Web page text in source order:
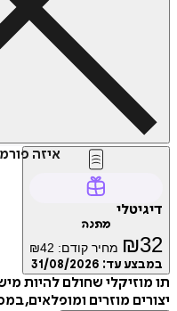
איזה
דיגיטלי
מתנה
₪32 מחיר קודם: ₪42
במבצע עד: 31/08/2026
תו מוזיקלי שחולם להיות
יצורים מוזרים ומופלאים,